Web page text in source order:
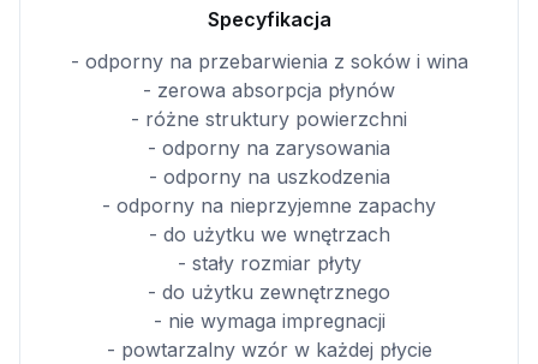
Specyfikacja
- odporny na przebarwienia z soków i wina
- zerowa absorpcja płynów
- różne struktury powierzchni
- odporny na zarysowania
- odporny na uszkodzenia
- odporny na nieprzyjemne zapachy
- do użytku we wnętrzach
- stały rozmiar płyty
- do użytku zewnętrznego
- nie wymaga impregnacji
- powtarzalny wzór w każdej płycie